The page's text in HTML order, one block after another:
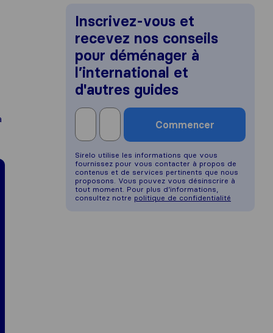
Inscrivez-vous et
recevez nos conseils
pour déménager à
l’international et
d'autres guides
Commencer
Sirelo utilise les informations que vous
fournissez pour vous contacter à propos de
contenus et de services pertinents que nous
proposons. Vous pouvez vous désinscrire à
tout moment. Pour plus d’informations,
consultez notre politique de confidentialité